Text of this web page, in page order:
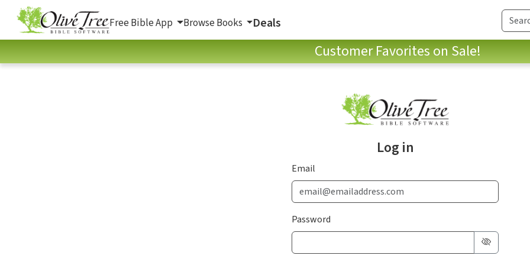
Free Bible App Browse Books Deals
Customer Favorites on Sale!
Log in
Email
Password